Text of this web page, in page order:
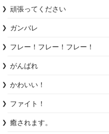
頑張ってください
ガンバレ
フレー！フレー！フレー！
がんばれ
かわいい！
ファイト！
癒されます。